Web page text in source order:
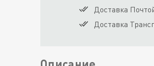
Доставка
Доставка